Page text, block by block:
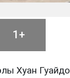
1+
Хуан Гуайдо